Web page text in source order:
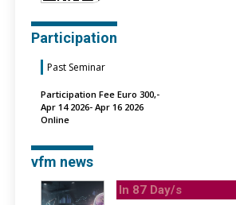
Participation
Past Seminar
Participation Fee Euro 300,-
Apr 14 2026- Apr 16 2026
Online
vfm news
In 87 Day/s